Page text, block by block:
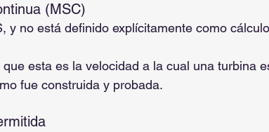
(MSC)
y no está definido explícitamente como
esta es la velocidad a la cual una turbina
fue construida y probada.